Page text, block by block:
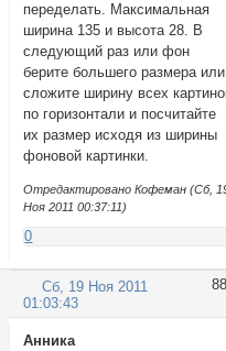
переделать. Максимальная
ширина 135 и высота 28. В
следующий раз или фон
берите большего размера или
сложите ширину всех
по горизонтали и посчитайте
их размер исходя из ширины
фоновой картинки.
Отредактировано Кофеман (Сб,
Ноя 2011 00:37:11)
0
88
Сб, 19 Ноя 2011
01:03:43
Анника